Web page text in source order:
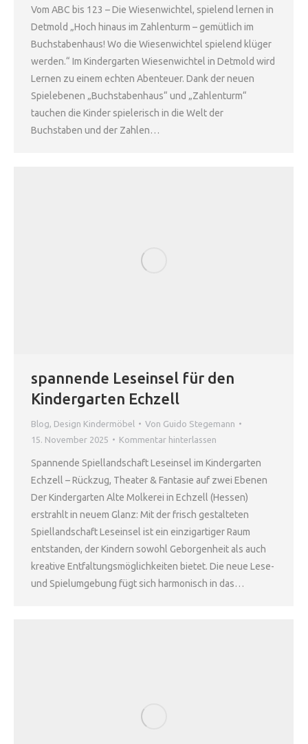
Vom ABC bis 123 – Die Wiesenwichtel, spielend lernen in
Detmold „Hoch hinaus im Zahlenturm – gemütlich im
Buchstabenhaus! Wo die Wiesenwichtel spielend klüger
werden.“ Im Kindergarten Wiesenwichtel in Detmold wird
Lernen zu einem echten Abenteuer. Dank der neuen
Spielebenen „Buchstabenhaus“ und „Zahlenturm“
tauchen die Kinder spielerisch in die Welt der
Buchstaben und der Zahlen…
spannende Leseinsel für den
Kindergarten Echzell
Blog Design Kindermöbel Von Guido Stegemann
15. November 2025
Kommentar hinterlassen
Spannende Spiellandschaft Leseinsel im Kindergarten
Echzell – Rückzug, Theater & Fantasie auf zwei Ebenen
Der Kindergarten Alte Molkerei in Echzell (Hessen)
erstrahlt in neuem Glanz: Mit der frisch gestalteten
Spiellandschaft Leseinsel ist ein einzigartiger Raum
entstanden, der Kindern sowohl Geborgenheit als auch
kreative Entfaltungsmöglichkeiten bietet. Die neue Lese-
und Spielumgebung fügt sich harmonisch in das…